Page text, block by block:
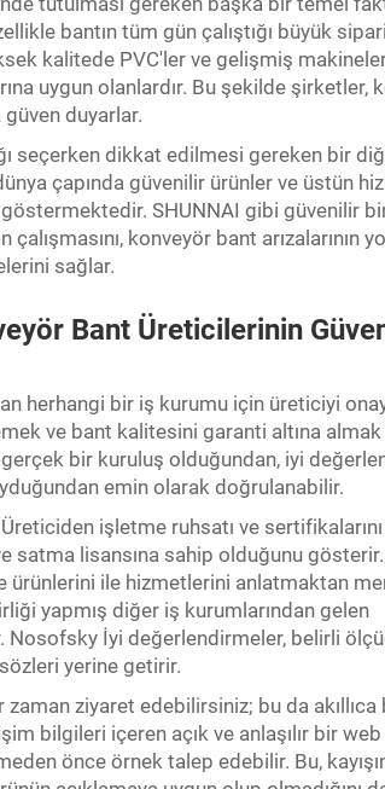
bantın tüm gün çalıştığı büyük
kalitede PVC'ler ve gelişmiş
uygun olanlardır. Bu şekilde şirketler,
güven duyarlar.
seçerken dikkat edilmesi gereken bir
çapında güvenilir ürünler ve üstün
SHUNNAI gibi güvenilir
konveyör bant arızalarının
sağlar.
Bant Üreticilerinin
herhangi bir iş kurumu için üreticiyi
ve bant kalitesini garanti altına
bir kuruluş olduğundan, iyi
emin olarak doğrulanabilir.
işletme ruhsatı ve
satma lisansına sahip olduğunu
ile hizmetlerini anlatmaktan
yapmış diğer iş kurumlarından gelen
Nosofsky İyi değerlendirmeler, belirli
yerine getirir.
ziyaret edebilirsiniz; bu da akıllıca
bilgileri içeren açık ve anlaşılır bir
önce örnek talep edebilir. Bu,